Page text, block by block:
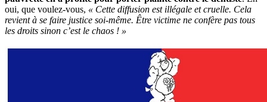
oui, que voulez-vous, « Cette diffusion est illégale et cruelle. Cela
revient à se faire justice soi-même. Être victime ne confère pas tous
les droits sinon c’est le chaos ! »